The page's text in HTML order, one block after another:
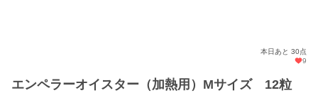
本日あと 30点
9
エンペラーオイスター（加熱用）Mサイズ 12粒